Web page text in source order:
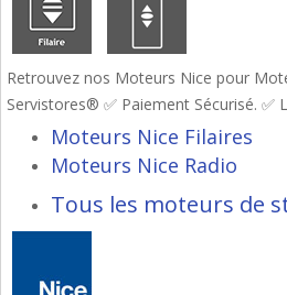
Retrouvez nos Moteurs Nice pour
Servistores® ✅ Paiement Sécurisé. ✅
Moteurs Nice Filaires
Moteurs Nice Radio
Tous les moteurs de